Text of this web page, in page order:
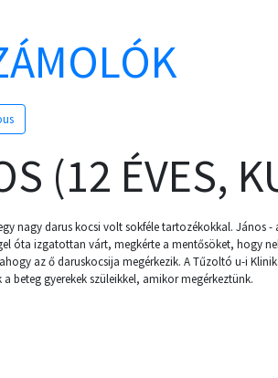
(12 ÉVES,
nagy darus kocsi volt sokféle tartozékokkal. János -
óta izgatottan várt, megkérte a mentősöket, hogy
az ő daruskocsija megérkezik. A Tűzoltó u-i
beteg gyerekek szüleikkel, amikor megérkeztünk.